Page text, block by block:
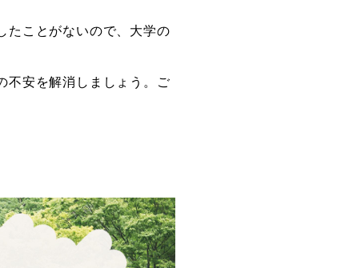
たことがないので、大学の
不安を解消しましょう。ご